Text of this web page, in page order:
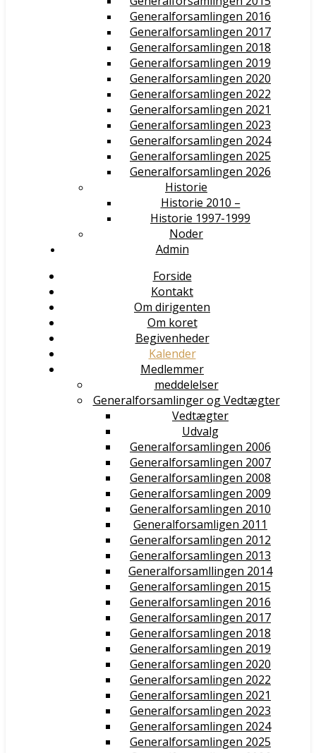
Generalforsamlingen 2016
Generalforsamlingen 2017
Generalforsamlingen 2018
Generalforsamlingen 2019
Generalforsamlingen 2020
Generalforsamlingen 2022
Generalforsamlingen 2021
Generalforsamlingen 2023
Generalforsamlingen 2024
Generalforsamlingen 2025
Generalforsamlingen 2026
Historie
Historie 2010 –
Historie 1997-1999
Noder
Admin
Forside
Kontakt
Om dirigenten
Om koret
Begivenheder
Kalender
Medlemmer
meddelelser
Generalforsamlinger og Vedtægter
Vedtægter
Udvalg
Generalforsamlingen 2006
Generalforsamlingen 2007
Generalforsamlingen 2008
Generalforsamlingen 2009
Generalforsamlingen 2010
Generalforsamligen 2011
Generalforsamlingen 2012
Generalforsamlingen 2013
Generalforsamllingen 2014
Generalforsamlingen 2015
Generalforsamlingen 2016
Generalforsamlingen 2017
Generalforsamlingen 2018
Generalforsamlingen 2019
Generalforsamlingen 2020
Generalforsamlingen 2022
Generalforsamlingen 2021
Generalforsamlingen 2023
Generalforsamlingen 2024
Generalforsamlingen 2025